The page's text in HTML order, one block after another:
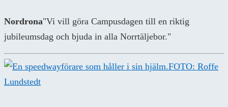
Nordrona"Vi vill göra Campusdagen till en riktig
jubileumsdag och bjuda in alla Norrtäljebor."
FOTO: Roffe
Lundstedt